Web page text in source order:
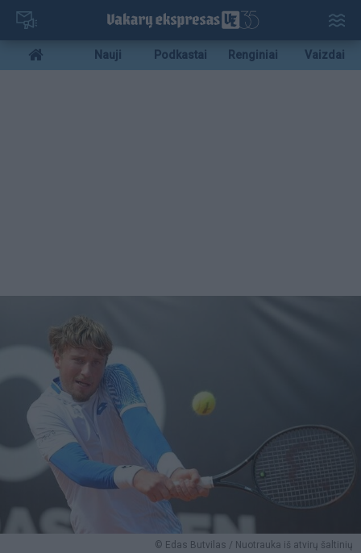
Pereiti
pagrindinį
turinį
Mobile
menu
Nauji Podkastai Renginiai Vaizdai
© Edas Butvilas / Nuotrauka iš atvirų šaltinių